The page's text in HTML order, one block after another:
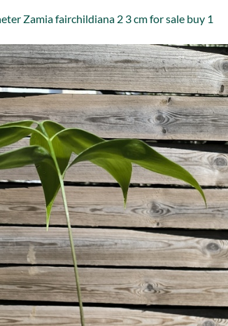
Zamia fairchildiana 2 3 cm for sale buy 1